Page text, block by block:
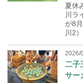
夏休
川ラ
が8
川2
2026/
二子
サー